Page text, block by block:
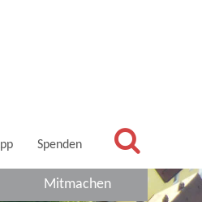
Spenden
Mitmachen